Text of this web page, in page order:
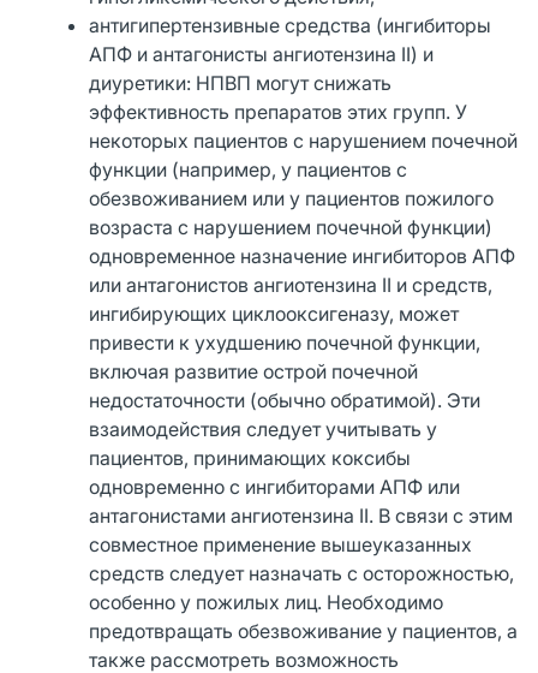
антигипертензивные средства (ингибиторы
АПФ и антагонисты ангиотензина II) и
диуретики: НПВП могут снижать
эффективность препаратов этих групп. У
некоторых пациентов с нарушением почечной
функции (например, у пациентов с
обезвоживанием или у пациентов пожилого
возраста с нарушением почечной функции)
одновременное назначение ингибиторов АПФ
или антагонистов ангиотензина II и средств,
ингибирующих циклооксигеназу, может
привести к ухудшению почечной функции,
включая развитие острой почечной
недостаточности (обычно обратимой). Эти
взаимодействия следует учитывать у
пациентов, принимающих коксибы
одновременно с ингибиторами АПФ или
антагонистами ангиотензина II. В связи с этим
совместное применение вышеуказанных
средств следует назначать с осторожностью,
особенно у пожилых лиц. Необходимо
предотвращать обезвоживание у пациентов, а
также рассмотреть возможность